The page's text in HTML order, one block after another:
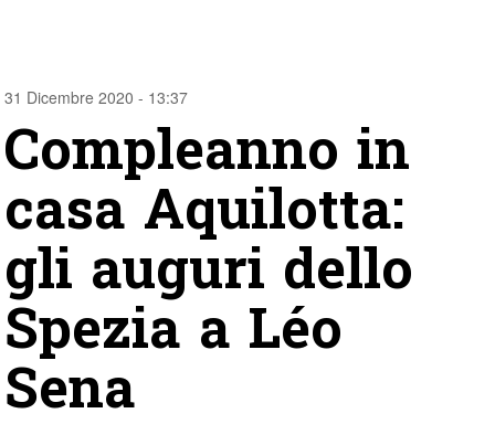
31 Dicembre 2020 - 13:37
Compleanno in
casa Aquilotta:
gli auguri dello
Spezia a Léo
Sena